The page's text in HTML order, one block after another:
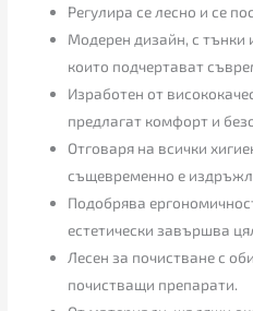
Регулира се лесно и се
Модерен дизайн, с тънки
които подчертават
Изработен от
предлагат комфорт и
Отговаря на всички
същевременно е
Подобрява
естетически завършва
Лесен за почистване с
почистващи препарати.